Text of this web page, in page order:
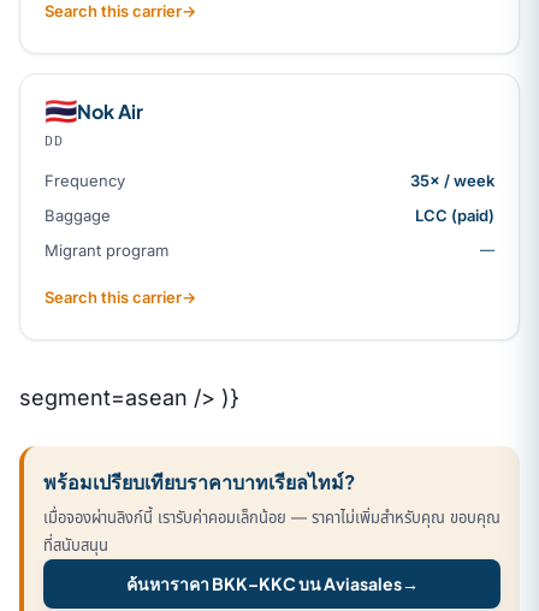
Search this carrier→
🇹🇭Nok Air
DD
Frequency
35× / week
Baggage
LCC (paid)
Migrant program
—
Search this carrier→
segment=asean /> )}
พร้อมเปรียบเทียบราคาบาทเรียลไทม์?
เมื่อจองผ่านลิงก์นี้ เรารับค่าคอมเล็กน้อย — ราคาไม่เพิ่มสำหรับคุณ ขอบคุณ
ที่สนับสนุน
ค้นหาราคา BKK–KKC บน Aviasales→